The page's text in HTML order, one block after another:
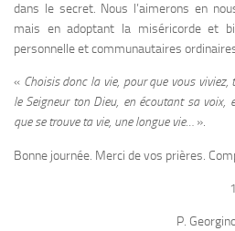
dans le secret. Nous l’aimerons en
mais en adoptant la miséricorde et
personnelle et communautaires
« Choisis donc la vie, pour que vous
le Seigneur ton Dieu, en écoutant sa voix,
que se trouve ta vie, une longue vie… ».
Bonne journée. Merci de vos prières.
P.